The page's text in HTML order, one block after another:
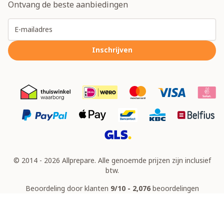
Ontvang de beste aanbiedingen
Inschrijven
© 2014 - 2026 Allprepare. Alle genoemde prijzen zijn inclusief
btw.
Beoordeling door klanten 9/10 - 2,076beoordelingen